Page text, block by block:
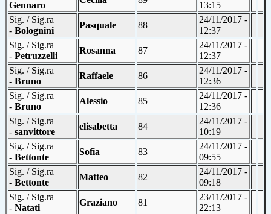
Gennaro
13:15
Sig. / Sig.ra
- Bolognini
Pasquale 88
24/11/2017 -
12:37
Sig. / Sig.ra
- Petruzzelli
Rosanna 87
24/11/2017 -
12:37
Sig. / Sig.ra
- Bruno
Raffaele 86
24/11/2017 -
12:36
Sig. / Sig.ra
- Bruno
Alessio 85
24/11/2017 -
12:36
Sig. / Sig.ra
- sanvittore
elisabetta 84
24/11/2017 -
10:19
Sig. / Sig.ra
- Bettonte
Sofia 83
24/11/2017 -
09:55
Sig. / Sig.ra
- Bettonte
Matteo 82
24/11/2017 -
09:18
Sig. / Sig.ra
- Natati
Graziano 81
23/11/2017 -
22:13